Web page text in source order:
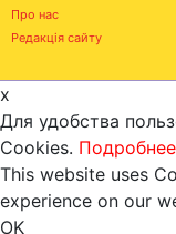
Про нас
Редакція сайту
x
Для удобства
Cookies.
This website uses
experience on our
OK